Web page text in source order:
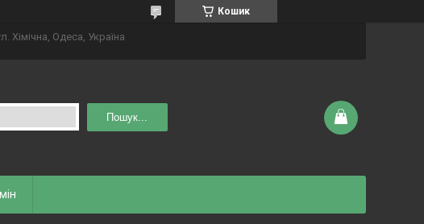
Кошик
Хiмiчна, Одеса, Україна
Пошук...